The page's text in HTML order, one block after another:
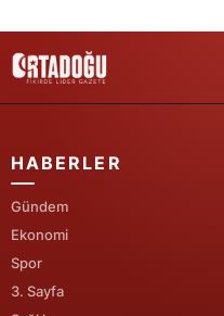
HABERLER
Gündem
Ekonomi
Spor
3. Sayfa